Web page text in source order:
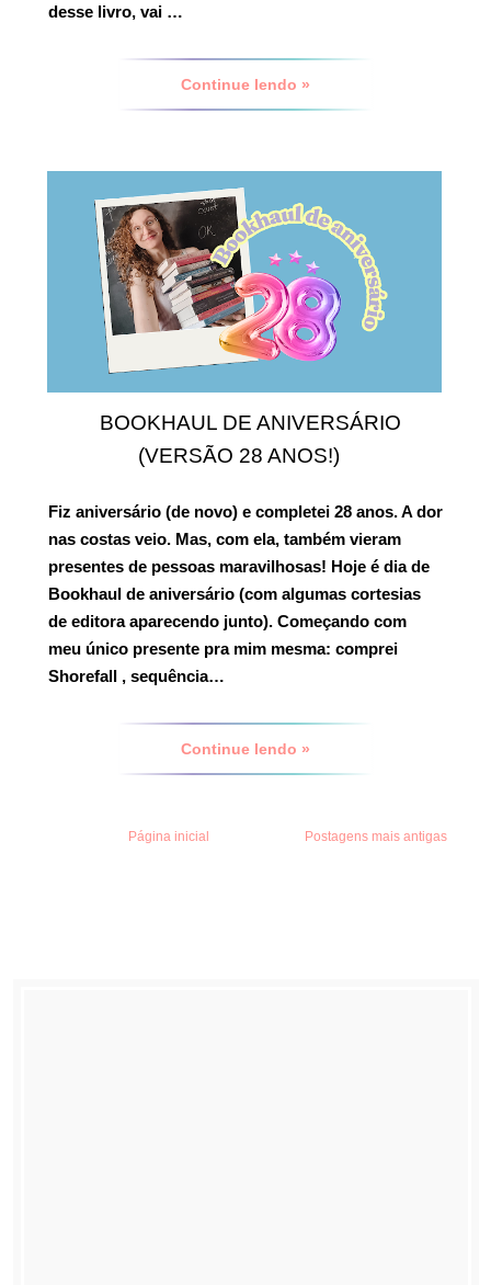
desse livro, vai …
Continue lendo »
BOOKHAUL DE ANIVERSÁRIO
(VERSÃO 28 ANOS!)
Fiz aniversário (de novo) e completei 28 anos. A dor
nas costas veio. Mas, com ela, também vieram
presentes de pessoas maravilhosas! Hoje é dia de
Bookhaul de aniversário (com algumas cortesias
de editora aparecendo junto). Começando com
meu único presente pra mim mesma: comprei
Shorefall , sequência…
Continue lendo »
Postagens mais antigas
Página inicial